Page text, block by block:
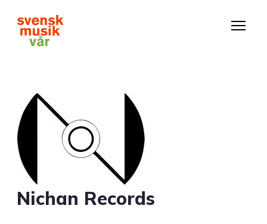
huvudinnehåll
Nichan Records